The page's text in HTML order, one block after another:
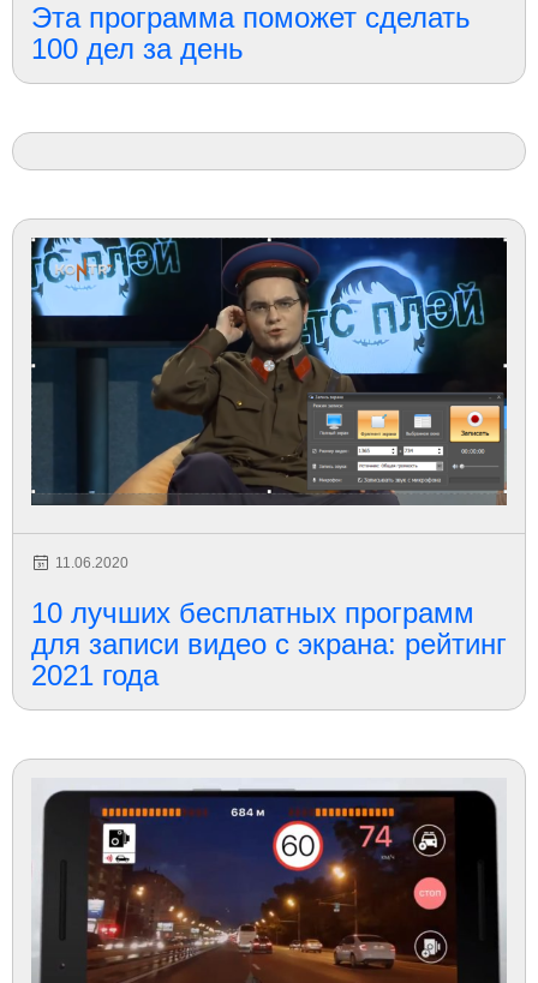
Эта программа поможет сделать
100 дел за день
11.06.2020
10 лучших бесплатных программ
для записи видео с экрана: рейтинг
2021 года